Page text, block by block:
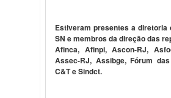
Estiveram presentes a diretoria
SN e membros da direção das
Afinca, Afinpi, Ascon-RJ,
Assec-RJ, Assibge, Fórum
C&T e Sindct.